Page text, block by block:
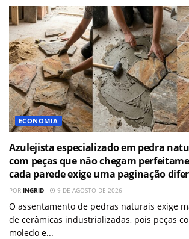
ECONOMIA
Azulejista especializado em pedra
com peças que não chegam
cada parede exige uma paginação
POR INGRID 9 DE AGOSTO DE 2026
O assentamento de pedras naturais exige
de cerâmicas industrializadas, pois peças
moledo e...